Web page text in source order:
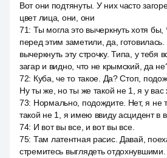
Вот они подтянуты. У них часто
цвет лица, они, они
71: Ты могла это вычеркнуть хотя бы,
перед этим заметили, да,
вычеркнуть эту строчку. Типа, у тебя
загар и видно, что не крымский, да
72: Куба, че то такое. Да? Стоп,
Ну ты же, но ты же такой не 1, я у вас
73: Нормально, подождите. Нет, я не
такой не 1, я имею ввиду асцидент в
74: И вот вы все, и вот вы все.
75: Там латентная расис. Давай,
стремитесь выглядеть